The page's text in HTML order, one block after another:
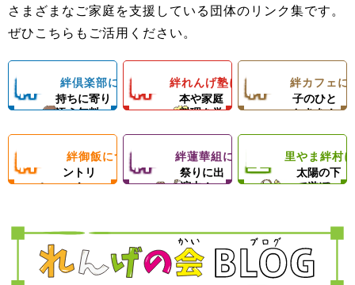
さまざまなご家庭を支援している団体のリンク集です。
ぜひこちらもご活用ください。
絆
倶
楽
子どもの気
持ちに寄り
添う無料
＆子どもたちの
成長を支える無
絆倶楽部について
絆
れ
ん
塾
料理の基
本や家庭
料理を学
ようになろう！
体験型子ども食
絆れんげ塾について
絆
カ
フ
楽しい親
子のひと
ときを！
フェランチ（軽
絆カフェに
絆
飯
フードパ
ントリ
ー！
ひとり親家庭、
っぱいの手作り
ご飯＆食材配布
絆御飯について絆
華
地域のお
祭りに出
演中！
ロの先生による
ダンスレッス
と食材配布でお
母さんをサポー
絆蓮華組について
里
ま
思いきり
太陽の下
で遊ぼ
動を通じて子ど
もたちの心の成
里やま絆村